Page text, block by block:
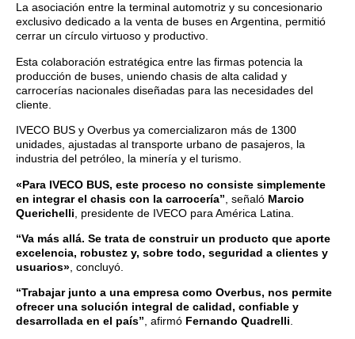
La asociación entre la terminal automotriz y su concesionario
exclusivo dedicado a la venta de buses en Argentina, permitió
cerrar un círculo virtuoso y productivo.
Esta colaboración estratégica entre las firmas potencia la
producción de buses, uniendo chasis de alta calidad y
carrocerías nacionales diseñadas para las necesidades del
cliente.
IVECO BUS y Overbus ya comercializaron más de 1300
unidades, ajustadas al transporte urbano de pasajeros, la
industria del petróleo, la minería y el turismo.
«Para IVECO BUS, este proceso no consiste simplemente
en integrar el chasis con la carrocería” , señaló Marcio
Querichelli , presidente de IVECO para América Latina.
“Va más allá. Se trata de construir un producto que aporte
excelencia, robustez y, sobre todo, seguridad a clientes y
usuarios» , concluyó.
“Trabajar junto a una empresa como Overbus, nos permite
ofrecer una solución integral de calidad, confiable y
desarrollada en el país”, afirmó Fernando Quadrelli.